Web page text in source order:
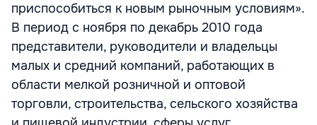
приспособиться к новым рыночным условиям».
В период с ноября по декабрь 2010 года
представители, руководители и владельцы
малых и средний компаний, работающих в
области мелкой розничной и оптовой
торговли, строительства, сельского хозяйства